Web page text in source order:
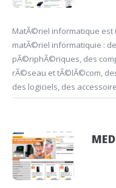
MatÃ©riel informatique est
matÃ©riel informatiquie :
pÃ©riphÃ©riques, des
rÃ©seau et tÃ©lÃ©com,
des logiciels, des